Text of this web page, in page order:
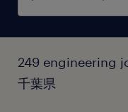
249 engineering
千葉県